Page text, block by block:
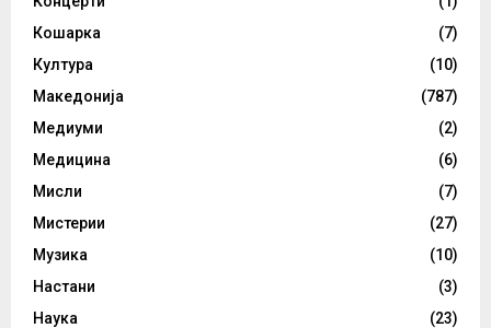
Кошарка
(7)
Култура
(10)
Македонија
(787)
Медиуми
(2)
Медицина
(6)
Мисли
(7)
Мистерии
(27)
Музика
(10)
Настани
(3)
Наука
(23)